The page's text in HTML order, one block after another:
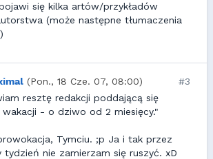
się kilka artów/przykładów
(może następne tłumaczenia
(Pon., 18 Cze. 07, 08:00)
#3
resztę redakcji poddającą się
wakacji - o dziwo od 2 miesięcy."
Tymciu. ;p Ja i tak przez
tydzień nie zamierzam się ruszyć. xD